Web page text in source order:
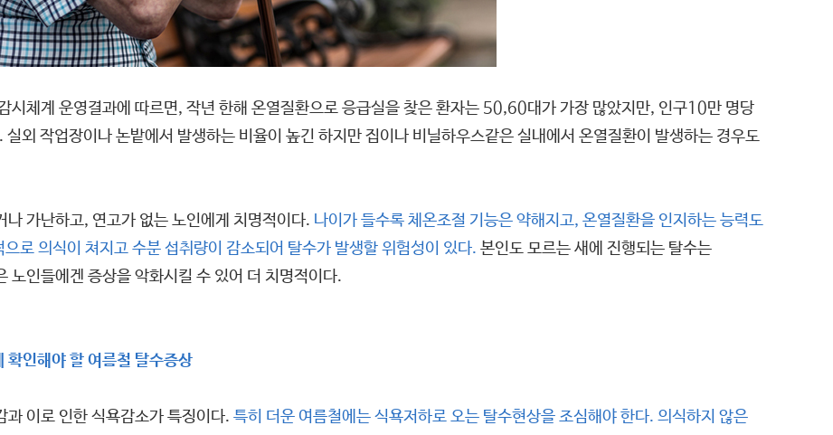
체계 운영결과에 따르면, 작년 한해 온열질환으로 응급실을 찾은 환자는 50,60대가 가장 많았지만, 인구10만 명당
외 작업장이나 논밭에서 발생하는 비율이 높긴 하지만 집이나 비닐하우스같은 실내에서 온열질환이 발생하는 경우도
가난하고, 연고가 없는 노인에게 치명적이다. 나이가 들수록 체온조절 기능은 약해지고, 온열질환을 인지하는 능력도
로 의식이 쳐지고 수분 섭취량이 감소되어 탈수가 발생할 위험성이 있다. 본인도 모르는 새에 진행되는 탈수는
노인들에겐 증상을 악화시킬 수 있어 더 치명적이다.
인해야 할 여름철 탈수증상
이로 인한 식욕감소가 특징이다. 특히 더운 여름철에는 식욕저하로 오는 탈수현상을 조심해야 한다. 의식하지 않은